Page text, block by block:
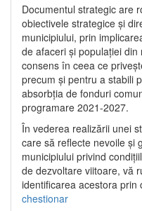
Documentul strategic are
obiectivele strategice și
municipiului, prin
de afaceri și populației
consens în ceea ce
precum și pentru a stabili
absorbția de fonduri
programare 2021-2027.
În vederea realizării unei
care să reflecte nevoile și
municipiului privind
de dezvoltare viitoare, vă
identificarea acestora
chestionar